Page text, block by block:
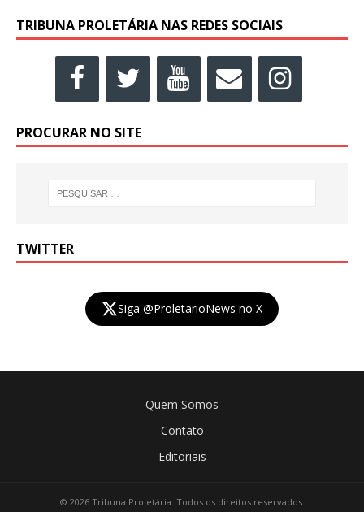
TRIBUNA PROLETÁRIA NAS REDES SOCIAIS
PROCURAR NO SITE
TWITTER
Siga @ProletarioNews no X
Quem Somos
Contato
Editoriais
© 2026 Tribuna Proletária. Todos os direitos reservados.